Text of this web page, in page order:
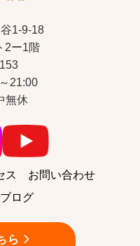
1-9-18
2ー1階
21:00
無休
ス
お問い合わせ
ブログ
ら